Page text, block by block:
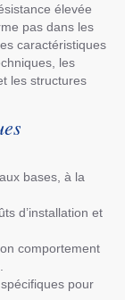
élevée
pas dans les
caractéristiques
les
les structures
bases, à la
d’installation et
comportement
pour